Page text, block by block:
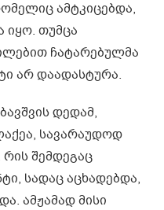
ამტკიცებდა,
იყო. თუმცა
ჩატარებულმა
არ დაადასტურა.
დედამ,
სავარაუდოდ
შემდეგაც
სადაც აცხადებდა,
ამჟამად მისი